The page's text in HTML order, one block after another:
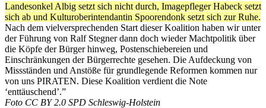
Landesonkel Albig setzt sich nicht durch, Imagepfleger Habeck setzt
sich ab und Kulturoberintendantin Spoorendonk setzt sich zur Ruhe.
Nach dem vielversprechenden Start dieser Koalition haben wir unter
der Führung von Ralf Stegner dann doch wieder Machtpolitik über
die Köpfe der Bürger hinweg, Postenschiebereien und
Einschränkungen der Bürgerrechte gesehen. Die Aufdeckung von
Missständen und Anstöße für grundlegende Reformen kommen nur
von uns PIRATEN. Diese Koalition verdient die Note
‘enttäuschend’.”
Foto CC BY 2.0 SPD Schleswig-Holstein